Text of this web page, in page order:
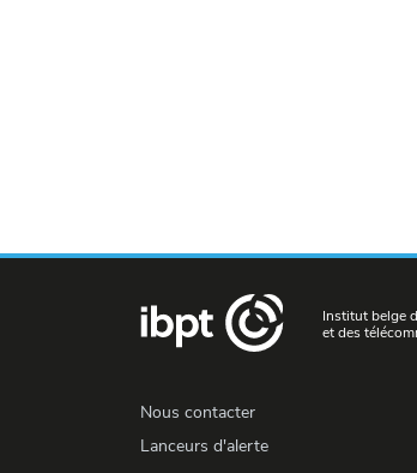
Institut belge
et des
Nous contacter
Lanceurs d'alerte